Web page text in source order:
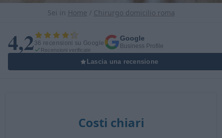
Sei in Home / Chirurgo domicilio roma
4,236 recensioni su Google
Recensioni verificate
Google
Business Profile
Lascia una recensione
Costi chiari